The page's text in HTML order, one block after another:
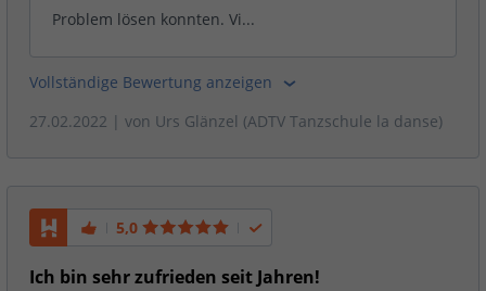
Problem lösen konnten. Vi...
Vollständige Bewertung anzeigen
27.02.2022 | von Urs Glänzel (ADTV Tanzschule la danse)
5,0
Ich bin sehr zufrieden seit Jahren!